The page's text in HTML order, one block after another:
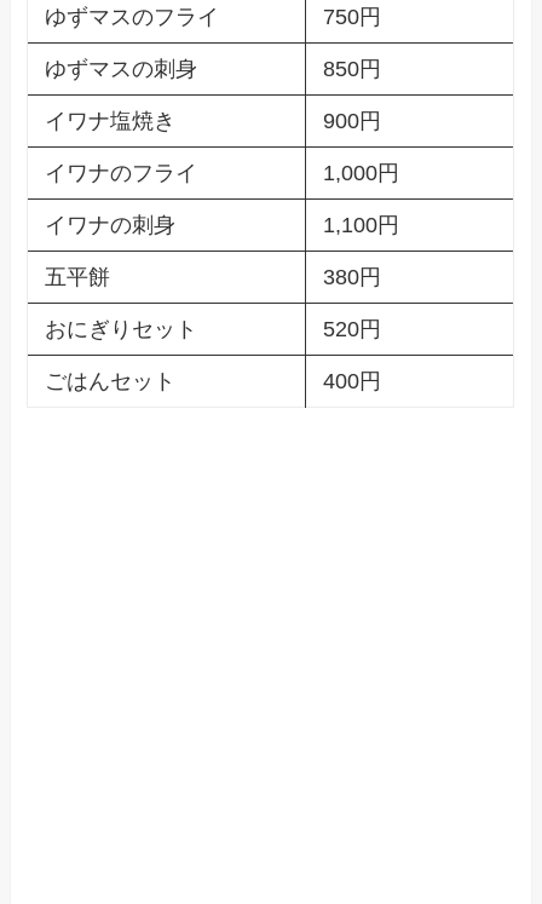
ゆずマスのフライ 750円
ゆずマスの刺身 850円
イワナ塩焼き 900円
イワナのフライ 1,000円
イワナの刺身 1,100円
五平餅 380円
おにぎりセット 520円
ごはんセット 400円